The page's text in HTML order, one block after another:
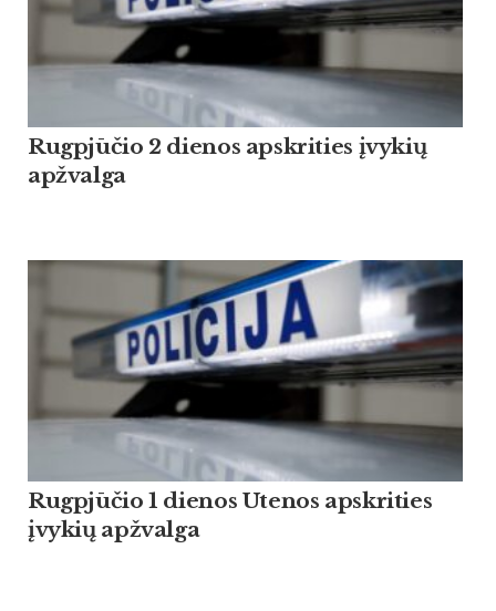
Rugpjūčio 2 dienos apskrities įvykių
apžvalga
Rugpjūčio 1 dienos Utenos apskrities
įvykių apžvalga